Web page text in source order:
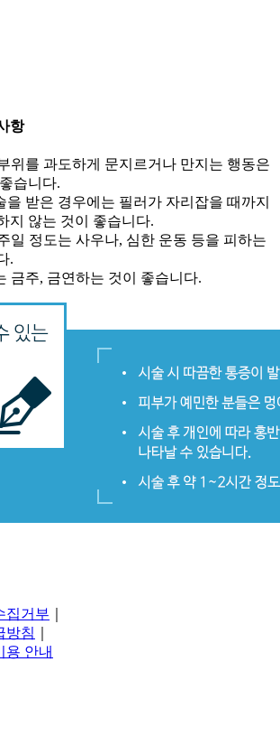
항
위를 과도하게 문지르거나 만지는 행동은
습니다.
을 받은 경우에는 필러가 자리잡을 때까지
지 않는 것이 좋습니다.
일 정도는 사우나, 심한 운동 등을 피하는
.
금주, 금연하는 것이 좋습니다.
집거부
방침
용 안내